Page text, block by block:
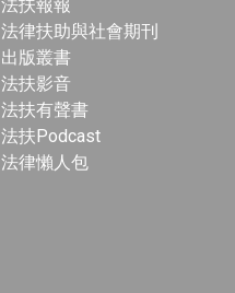
法扶報報
法律扶助與社會期刊
出版叢書
法扶影音
法扶有聲書
法扶Podcast
法律懶人包